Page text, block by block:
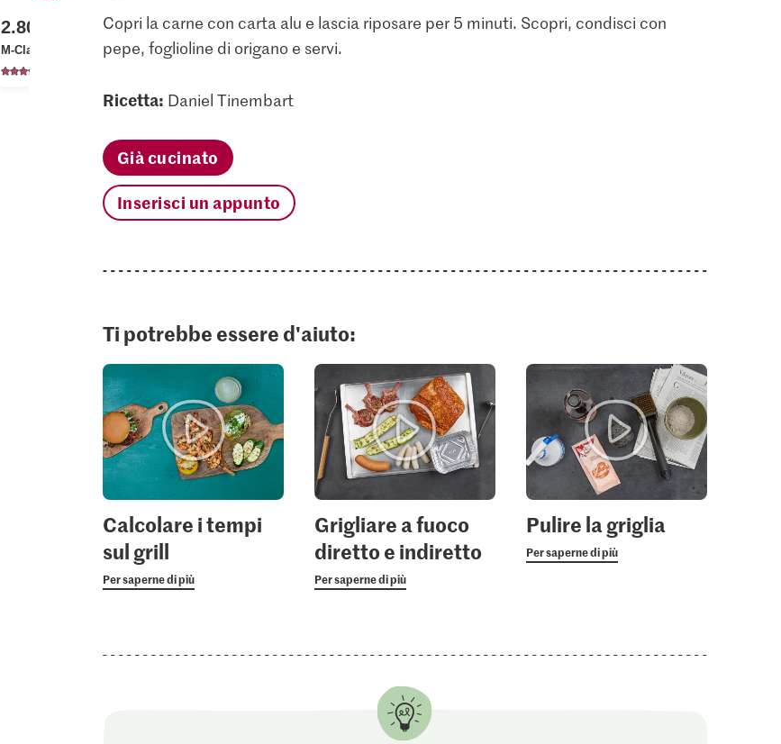
2.80
M-Classic Pepe nero
fluorato
1.20
M-Classic Paprica
dolce
4.00
M-Classic Olio di
Copri la carne con carta alu e lascia riposare per 5 minuti. Scopri, condisci con
pepe, foglioline di origano e servi.
Ricetta: Daniel Tinembart
Già cucinato
Inserisci un appunto
Ti potrebbe essere d'aiuto:
Calcolare i tempi
sul grill
Per saperne di più
Grigliare a fuoco
diretto e indiretto
Per saperne di più
Pulire la griglia
Per saperne di più